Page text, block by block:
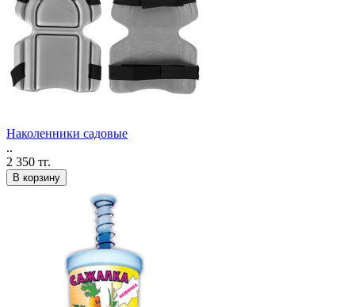
Наколенники садовые
..
2 350 тг.
В корзину